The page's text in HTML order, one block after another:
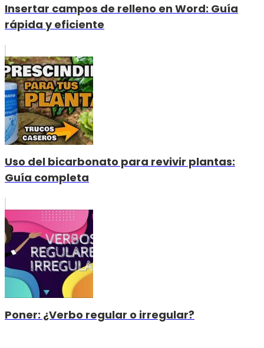
Insertar campos de relleno en Word: Guía
rápida y eficiente
Uso del bicarbonato para revivir plantas:
Guía completa
Poner: ¿Verbo regular o irregular?